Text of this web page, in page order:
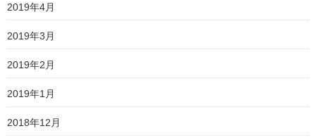
2019年4月
2019年3月
2019年2月
2019年1月
2018年12月